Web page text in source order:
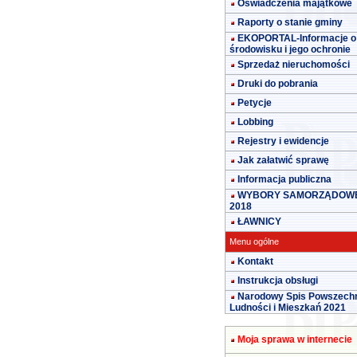
Oświadczenia majątkowe
Raporty o stanie gminy
EKOPORTAL-Informacje o
środowisku i jego ochronie
Sprzedaż nieruchomości
Druki do pobrania
Petycje
Lobbing
Rejestry i ewidencje
Jak załatwić sprawę
Informacja publiczna
WYBORY
2018
ŁAWNICY
Menu ogólne
Kontakt
Instrukcja obsługi
Narodowy Spis
Ludności i Mieszkań 2021
Moja sprawa w internecie